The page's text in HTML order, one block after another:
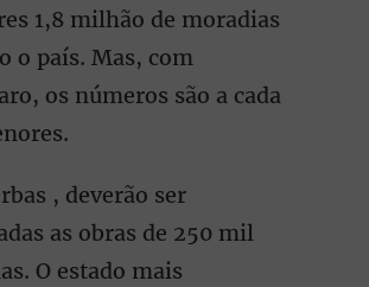
1,8 milhão de moradias
o país. Mas, com
os números são a cada
, deverão ser
as obras de 250 mil
O estado mais